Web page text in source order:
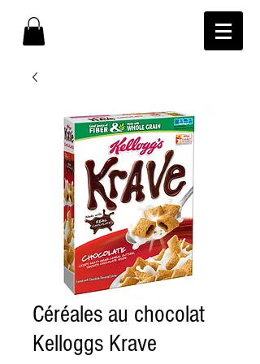
Céréales au chocolat
Kelloggs Krave